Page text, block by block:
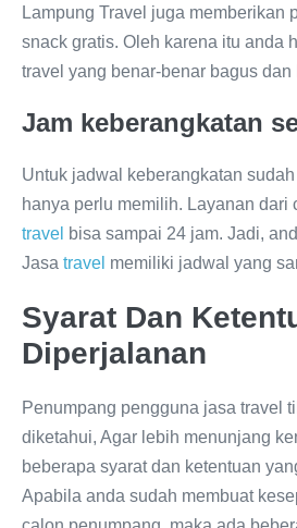
Lampung Travel juga memberikan
snack gratis. Oleh karena itu anda
travel yang benar-benar bagus dan
Jam keberangkatan
Untuk jadwal keberangkatan
hanya perlu memilih. Layanan dari
travel bisa sampai 24 jam. Jadi,
Jasa travel memiliki jadwal yang
Syarat Dan
Diperjalanan
Penumpang pengguna jasa travel
diketahui, Agar lebih menunjang
beberapa syarat dan ketentuan
Apabila anda sudah membuat